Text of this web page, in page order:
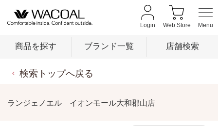
Login Web Store
商品を探す ブランド一覧 店舗検索
検索トップへ戻る
ランジェノエル イオンモール大和郡山店